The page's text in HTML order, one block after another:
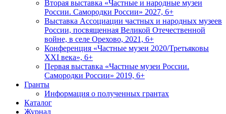
Вторая выставка «Частные и народные музеи
России. Самородки России» 2027, 6+
Выставка Ассоциации частных и народных музеев
России, посвященная Великой Отечественной
войне, в селе Орехово, 2021, 6+
Конференция «Частные музеи 2020/Третьяковы
XXI века», 6+
Первая выставка «Частные музеи России.
Самородки России» 2019, 6+
Гранты
Информация о полученных грантах
Каталог
Журнал